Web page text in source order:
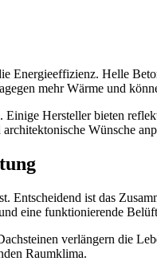
Energieeffizienz. Helle
mehr Wärme und
Hersteller bieten
Wünsche
Entscheidend ist das
eine funktionierende
verlängern die
Raumklima.